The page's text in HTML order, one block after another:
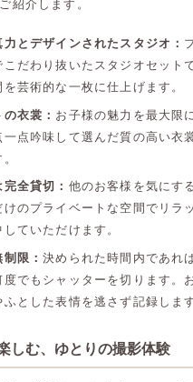
紹介します。
とデザインされたスタジオ：
こだわり抜いたスタジオセット
芸術的な一枚に仕上げます。
衣裳： お子様の魅力を最大限
点吟味して選んだ質の高い衣
全貸切： 他のお客様を気にす
けのプライベートな空間でリラ
ていただけます。
制限：決められた時間内であれ
度でもシャッターを切ります。
とした表情を逃さず記録します
しむ、ゆとりの撮影体験